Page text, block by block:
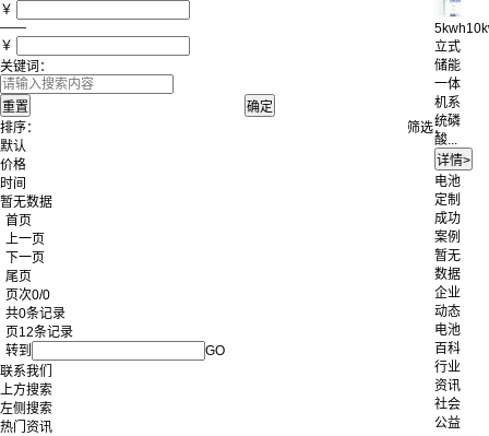
立式
储能
一体
机系
统磷
酸...
电池
定制
成功
案例
暂无
数据
企业
动态
电池
百科
行业
资讯
社会
公益
￥
——
￥
关键词：
排序：
默认
价格
时间
筛选：
暂无数据
首页
上一页
下一页
尾页
页次0/0
共0条记录
页12条记录
转到
GO
联系我们
上方搜索
左侧搜索
热门资讯